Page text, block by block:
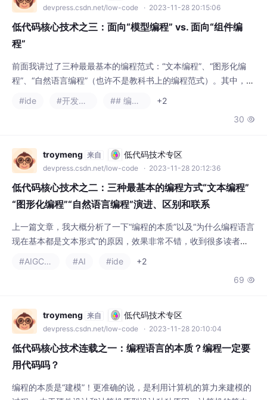
算FC部署可以自定义的StableDiffusion模型。
这是一个展示你技术才能，同时赢取奖励的绝
佳机会
devpress.csdn.net/low-code · 2023-11-28 20:15:06
低代码核心技术之三：面向“模型编程” vs. 面向“组件编
程”
前面我讲过了三种最最基本的编程范式：“文本编程”、“图形化编
程”、“自然语言编程”（也许不是教科书上的编程范式）。其中，自
然语言编程其实是文本编程一种“泛化”后的结果，使得编程门槛变
的平台 怎么理解面向“
#ide #开发工具 ## 编程语言
+2
30 
troymeng 来自 低代码技术专区
devpress.csdn.net/low-code · 2023-11-28 20:12:36
低代码核心技术之二：三种最基本的编程方式“文本编程”
“图形化编程”“自然语言编程”演进、区别和联系
上一篇文章，我大概分析了一下“编程的本质”以及“为什么编程语言
现在基本都是文本形式”的原因，效果非常不错，收到很多读者的
节省时间，我就把最核心的几个问题，直接抛出我的理解和答案。
中处于什么位置？ 如果抛开产
#AIGC场景 #AI #ide
+2
69 
troymeng 来自 低代码技术专区
devpress.csdn.net/low-code · 2023-11-28 20:10:04
低代码核心技术连载之一：编程语言的本质？编程一定要
用代码吗？
编程的本质是“建模”！更准确的说，是利用计算机的算力来建模的